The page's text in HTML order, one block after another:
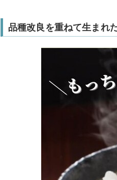
品種改良を重ねて生まれ